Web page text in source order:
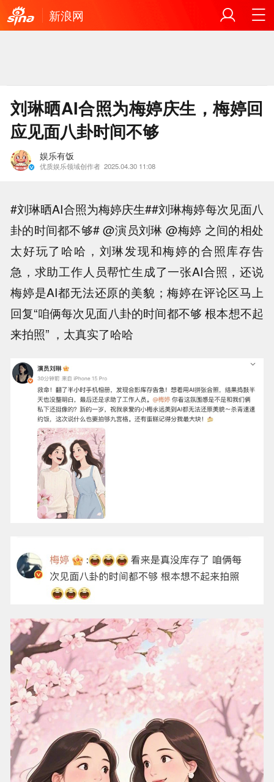
新浪网
刘琳晒AI合照为梅婷庆生，梅婷回
应见面八卦时间不够
娱乐有饭
优质娱乐领域创作者 2025.04.30 11:08
#刘琳晒AI合照为梅婷庆生##刘琳梅婷每次见面八
卦的时间都不够# @演员刘琳 @梅婷 之间的相处
太好玩了哈哈，刘琳发现和梅婷的合照库存告
急，求助工作人员帮忙生成了一张AI合照，还说
梅婷是AI都无法还原的美貌；梅婷在评论区马上
回复“咱俩每次见面八卦的时间都不够 根本想不起
来拍照” ，太真实了哈哈